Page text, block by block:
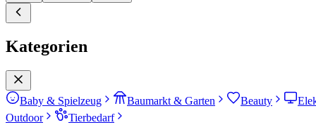
Kategorien
Baby & Spielzeug Baumarkt & Garten Beauty
Outdoor
Tierbedarf